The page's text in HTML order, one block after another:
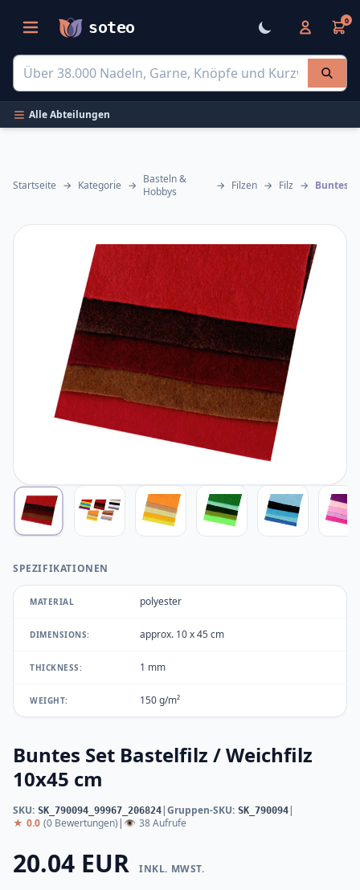
soteo 0
Alle Abteilungen
Startseite → Kategorie → Basteln &
Hobbys
→ Filzen → Filz →
SPEZIFIKATIONEN
MATERIAL polyester
DIMENSIONS: approx. 10 x 45 cm
THICKNESS: 1 mm
WEIGHT: 150 g/m²
Buntes Set Bastelfilz / Weichfilz
10x45 cm
SKU: SK_790094_99967_206824 |Gruppen-SKU: SK_790094 |
★ 0.0 (0 Bewertungen) | 👁 38 Aufrufe
20.04 EUR INKL. MWST.